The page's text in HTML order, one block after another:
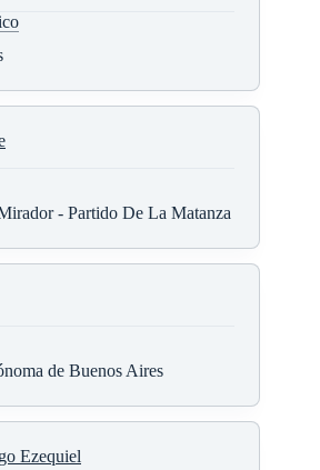
- Partido De La Matanza
de Buenos Aires
Ezequiel